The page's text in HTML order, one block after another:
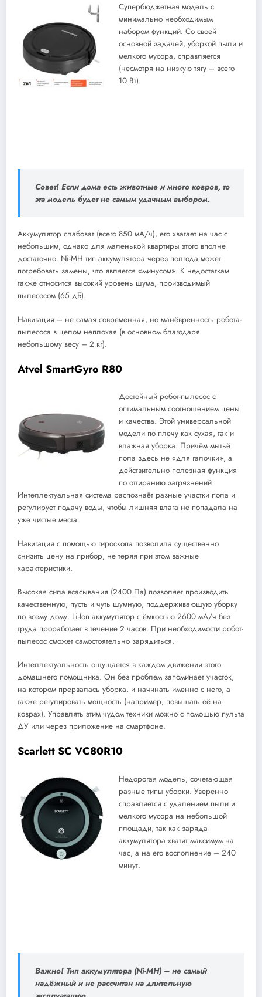
Супербюджетная модель с
минимально необходимым
набором функций. Со своей
основной задачей, уборкой пыли и
мелкого мусора, справляется
(несмотря на низкую тягу – всего
10 Вт).
Совет! Если дома есть животные и много ковров, то
эта модель будет не самым удачным выбором.
Аккумулятор слабоват (всего 850 мА/ч), его хватает на час с
небольшим, однако для маленькой квартиры этого вполне
достаточно. Ni-MH тип аккумулятора через полгода может
потребовать замены, что является «минусом». К недостаткам
также относится высокий уровень шума, производимый
пылесосом (65 дБ).
Навигация – не самая современная, но манёвренность робота-
пылесоса в целом неплохая (в основном благодаря
небольшому весу – 2 кг).
Atvel SmartGyro R80
Достойный робот-пылесос с
оптимальным соотношением цены
и качества. Этой универсальной
модели по плечу как сухая, так и
влажная уборка. Причём мытьё
пола здесь не «для галочки», а
действительно полезная функция
по оттиранию загрязнений.
Интеллектуальная система распознаёт разные участки пола и
регулирует подачу воды, чтобы лишняя влага не попадала на
уже чистые места.
Навигация с помощью гироскопа позволила существенно
снизить цену на прибор, не теряя при этом важные
характеристики.
Высокая сила всасывания (2400 Па) позволяет производить
качественную, пусть и чуть шумную, поддерживающую уборку
по всему дому. Li-Ion аккумулятор с ёмкостью 2600 мА/ч без
труда проработает в течение 2 часов. При необходимости робот-
пылесос сможет самостоятельно зарядиться.
Интеллектуальность ощущается в каждом движении этого
домашнего помощника. Он без проблем запоминает участок,
на котором прервалась уборка, и начинать именно с него, а
также регулировать мощность (например, повышать её на
коврах). Управлять этим чудом техники можно с помощью пульта
ДУ или через приложение на смартфоне.
Scarlett SC VC80R10
Недорогая модель, сочетающая
разные типы уборки. Уверенно
справляется с удалением пыли и
мелкого мусора на небольшой
площади, так как заряда
аккумулятора хватит максимум на
час, а на его восполнение – 240
минут.
Важно! Тип аккумулятора (Ni-MH) – не самый
надёжный и не рассчитан на длительную